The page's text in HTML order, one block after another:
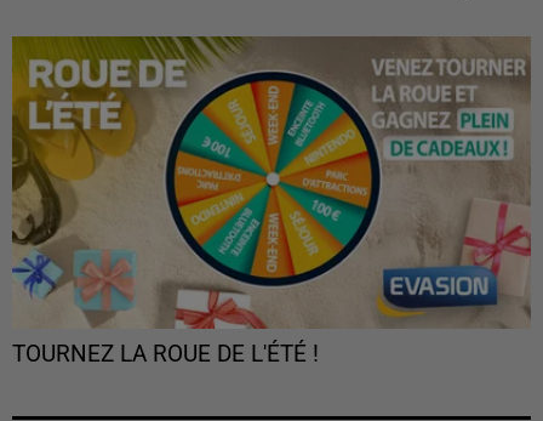
TOURNEZ LA ROUE DE L'ÉTÉ !